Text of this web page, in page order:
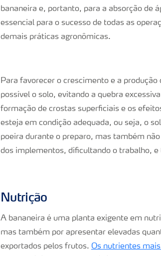
bananeira e, portanto, para a absorção de
essencial para o sucesso de todas as
demais práticas agronômicas.
Para favorecer o crescimento e a
possível o solo, evitando a quebra
formação de crostas superficiais e os
esteja em condição adequada, ou seja, o
poeira durante o preparo, mas também
dos implementos, dificultando o trabalho,
Nutrição
A bananeira é uma planta exigente em
mas também por apresentar elevadas
exportados pelos frutos. Os nutrientes